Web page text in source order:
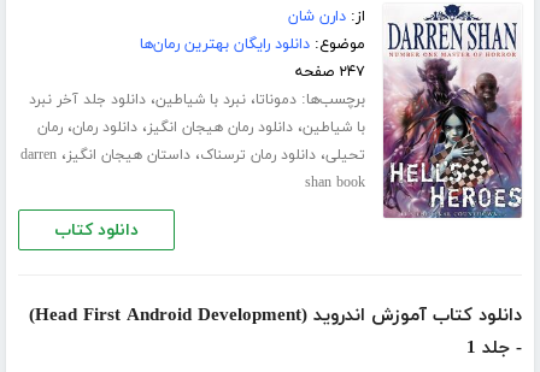
از:دارن شان
موضوع:دانلود رایگان بهترین رمان‌ها
۲۴۷ صفحه
برچسب‌ها:دموناتا،نبرد با شیاطین،دانلود جلد آخر نبرد
با شیاطین،دانلود رمان هیجان انگیز،دانلود رمان،رمان
تحیلی،دانلود رمان ترسناک،داستان هیجان انگیز،darren
shan book
دانلود کتاب
دانلود کتاب آموزش اندروید (Head First Android Development)
- جلد 1